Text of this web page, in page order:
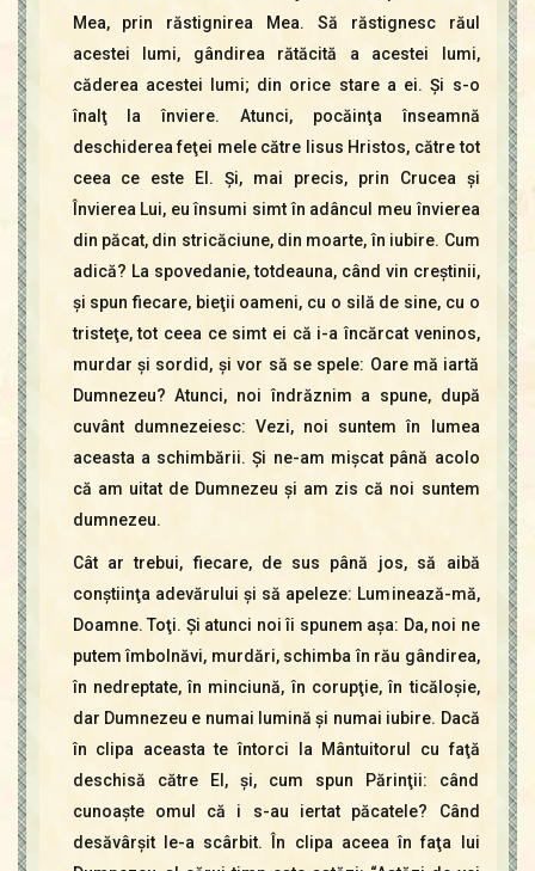
Mea, prin răstignirea Mea. Să răstignesc răul
acestei lumi, gândirea rătăcită a acestei lumi,
căderea acestei lumi; din orice stare a ei. Şi s-o
înalţ la înviere. Atunci, pocăinţa înseamnă
deschiderea feţei mele către Iisus Hristos, către tot
ceea ce este El. Şi, mai precis, prin Crucea şi
Învierea Lui, eu însumi simt în adâncul meu învierea
din păcat, din stricăciune, din moarte, în iubire. Cum
adică? La spovedanie, totdeauna, când vin creştinii,
şi spun fiecare, bieţii oameni, cu o silă de sine, cu o
tristeţe, tot ceea ce simt ei că i-a încărcat veninos,
murdar şi sordid, şi vor să se spele: Oare mă iartă
Dumnezeu? Atunci, noi îndrăznim a spune, după
cuvânt dumnezeiesc: Vezi, noi suntem în lumea
aceasta a schimbării. Şi ne-am mişcat până acolo
că am uitat de Dumnezeu şi am zis că noi suntem
dumnezeu.
Cât ar trebui, fiecare, de sus până jos, să aibă
conştiinţa adevărului şi să apeleze: Luminează-mă,
Doamne. Toţi. Şi atunci noi îi spunem aşa: Da, noi ne
putem îmbolnăvi, murdări, schimba în rău gândirea,
în nedreptate, în minciună, în corupţie, în ticăloşie,
dar Dumnezeu e numai lumină şi numai iubire. Dacă
în clipa aceasta te întorci la Mântuitorul cu faţă
deschisă către El, şi, cum spun Părinţii: când
cunoaşte omul că i s-au iertat păcatele? Când
desăvârşit le-a scârbit. În clipa aceea în faţa lui